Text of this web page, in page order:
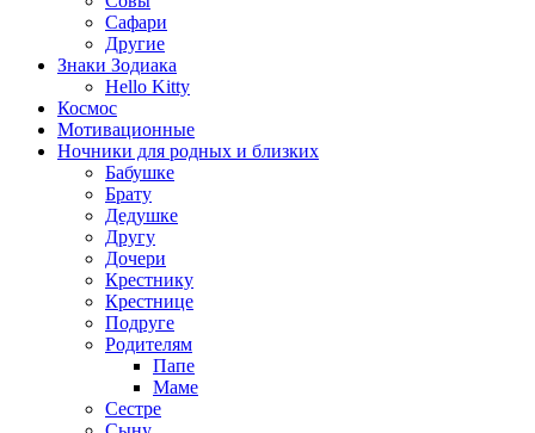
Сафари
Другие
Знаки Зодиака
Hello Kitty
Космос
Мотивационные
Ночники для родных и близких
Бабушке
Брату
Дедушке
Другу
Дочери
Крестнику
Крестнице
Подруге
Родителям
Папе
Маме
Сестре